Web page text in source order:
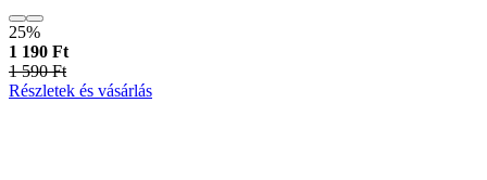
25%
1 190 Ft
1 590 Ft
Részletek és vásárlás